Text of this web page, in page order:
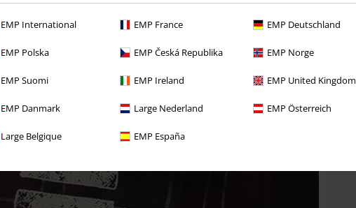
EMP International EMP France EMP Deutschland
EMP Polska EMP Česká Republika EMP Norge
EMP Suomi EMP Ireland EMP United Kingdom
EMP Danmark Large Nederland EMP Österreich
Large Belgique EMP España